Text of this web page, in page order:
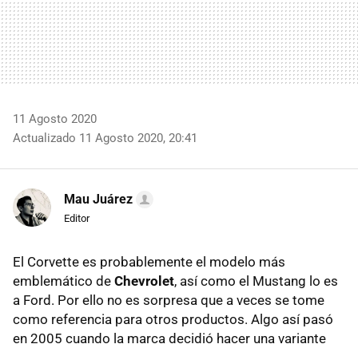
11 Agosto 2020
Actualizado 11 Agosto 2020, 20:41
Mau Juárez
Editor
El Corvette es probablemente el modelo más
emblemático de Chevrolet, así como el Mustang lo es
a Ford. Por ello no es sorpresa que a veces se tome
como referencia para otros productos. Algo así pasó
en 2005 cuando la marca decidió hacer una variante